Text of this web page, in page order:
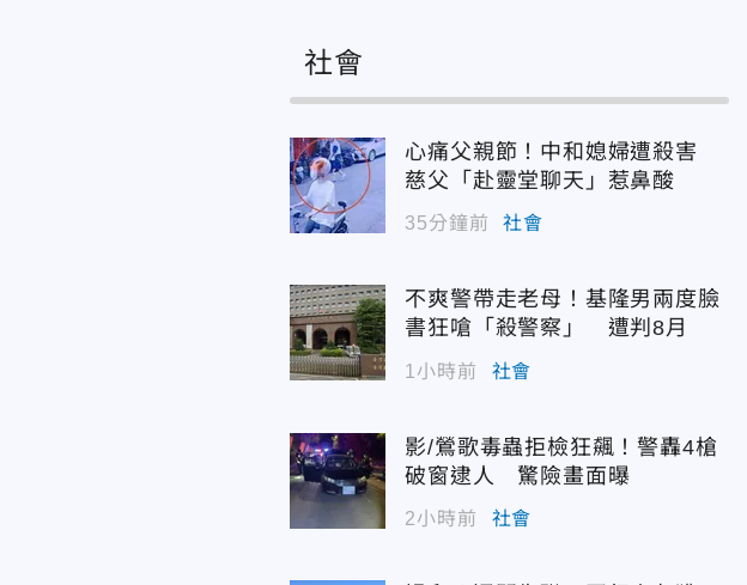
社會
心痛父親節！中和媳婦遭殺害
慈父「赴靈堂聊天」惹鼻酸
35分鐘前 社會
不爽警帶走老母！基隆男兩度臉
書狂嗆「殺警察」 遭判8月
1小時前 社會
影/鶯歌毒蟲拒檢狂飆！警轟4槍
破窗逮人 驚險畫面曝
2小時前 社會